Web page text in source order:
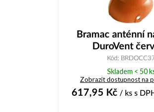
Bramac anténní
DuroVent
Kód:
Skladem < 50
Zobrazit dostupnost na
617,95 Kč/ ks s